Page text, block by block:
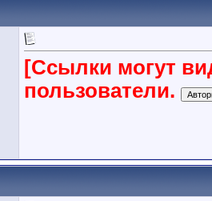
[Ссылки могут
пользователи.